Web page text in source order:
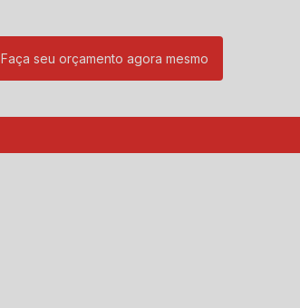
Faça seu orçamento agora mesmo